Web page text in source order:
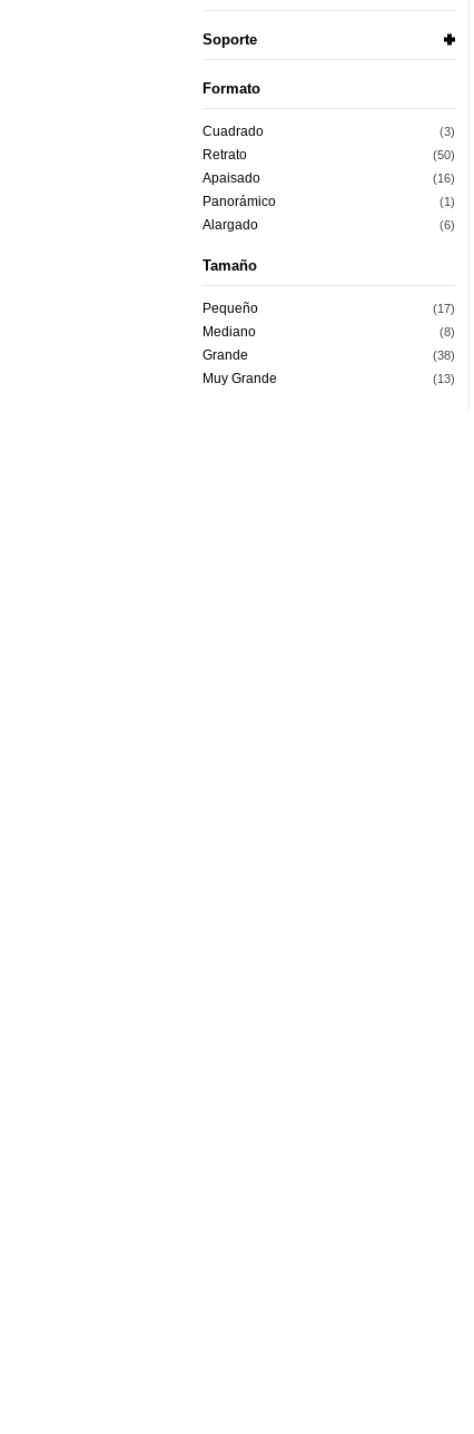
Soporte
Formato
Cuadrado (3)
Retrato (50)
Apaisado (16)
Panorámico (1)
Alargado (6)
Tamaño
Pequeño (17)
Mediano (8)
Grande (38)
Muy Grande (13)